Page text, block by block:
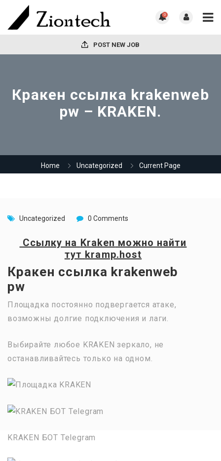
0
POST NEW JOB
Кракен ссылка krakenweb
pw – KRAKEN.
Home Uncategorized Current Page
Uncategorized 0 Comments
Ссылку на Kraken можно найти
тут kramp.host
Кракен ссылка krakenweb
pw
Площадка постоянно подвергается атаке,
возможны долгие подключения и лаги.
Выбирайте любое KRAKEN зеркало, не
останавливайтесь только на одном.
KRAKEN БОТ Telegram